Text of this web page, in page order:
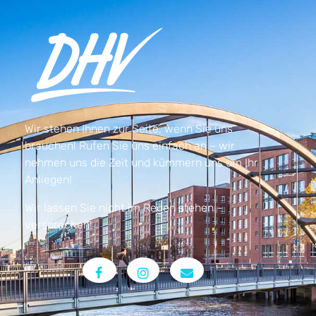
Wir stehen Ihnen zur Seite, wenn Sie uns
brauchen! Rufen Sie uns einfach an – wir
nehmen uns die Zeit und kümmern uns um Ihr
Anliegen!
Wir lassen Sie nicht im Regen stehen –
versprochen!